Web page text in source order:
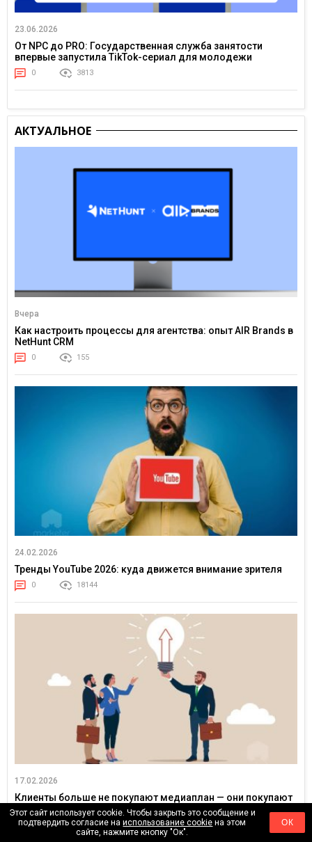
23.06.2026
От NPC до PRO: Государственная служба занятости
впервые запустила TikTok-сериал для молодежи
0 3813
АКТУАЛЬНОЕ
Вчера
Как настроить процессы для агентства: опыт AIR Brands в
NetHunt CRM
0 155
24.02.2026
Тренды YouTube 2026: куда движется внимание зрителя
0 18144
17.02.2026
Клиенты больше не покупают медиаплан — они покупают
уверенность в результате
0 24557
Этот сайт использует cookie. Чтобы закрыть это сообщение и
подтвердить согласие наиспользование cookie на этом
сайте, нажмите кнопку "Ок".
ОК